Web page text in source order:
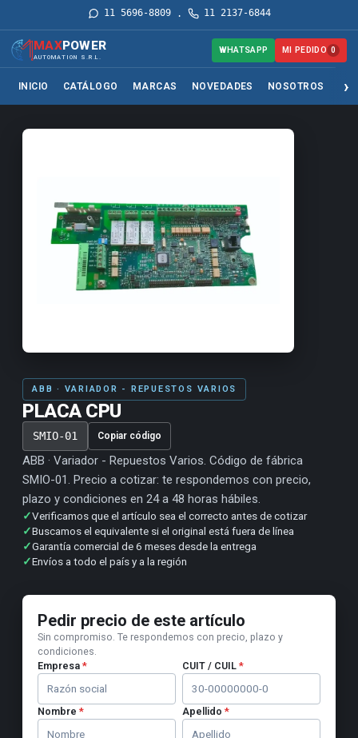
11 5696-8809· 11 2137-6844
MAXPOWER
AUTOMATION S.R.L.
INICIO CATÁLOGO MARCAS NOVEDADES NOSOTROS
WHATSAPP MI PEDIDO 0
ABB · VARIADOR - REPUESTOS VARIOS
PLACA CPU
SMIO-01 Copiar código
ABB · Variador - Repuestos Varios. Código de fábrica
SMIO-01. Precio a cotizar: te respondemos con precio,
plazo y condiciones en 24 a 48 horas hábiles.
✓Verificamos que el artículo sea el correcto antes de cotizar
✓Buscamos el equivalente si el original está fuera de línea
✓Garantía comercial de 6 meses desde la entrega
✓Envíos a todo el país y a la región
Pedir precio de este artículo
Sin compromiso. Te respondemos con precio, plazo y
condiciones.
Empresa * CUIT / CUIL *
Nombre * Apellido *